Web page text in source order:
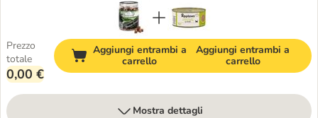
Prezzo
totale
0,00 €
Aggiungi entrambi a
carrello
Aggiungi entrambi a
carrello
Mostra dettagli